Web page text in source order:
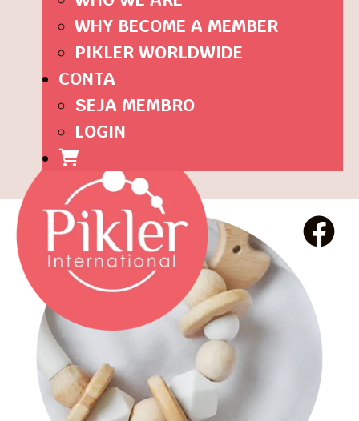
WHY BECOME A MEMBER
PIKLER WORLDWIDE
CONTA
SEJA MEMBRO
LOGIN